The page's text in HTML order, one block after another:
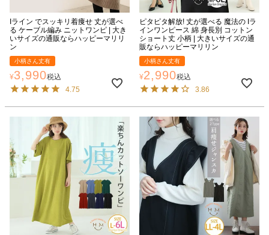
Iライン でスッキリ着痩せ 丈が選べ
る ケーブル編み ニットワンピ | 大き
いサイズの通販ならハッピーマリリ
ン
小柄さん丈有
¥3,990税込
4.75
ピタピタ解放! 丈が選べる 魔法の Iラ
インワンピース 綿 身長別 コットン
ショート丈 小柄 | 大きいサイズの通
販ならハッピーマリリン
小柄さん丈有
¥2,990税込
3.86